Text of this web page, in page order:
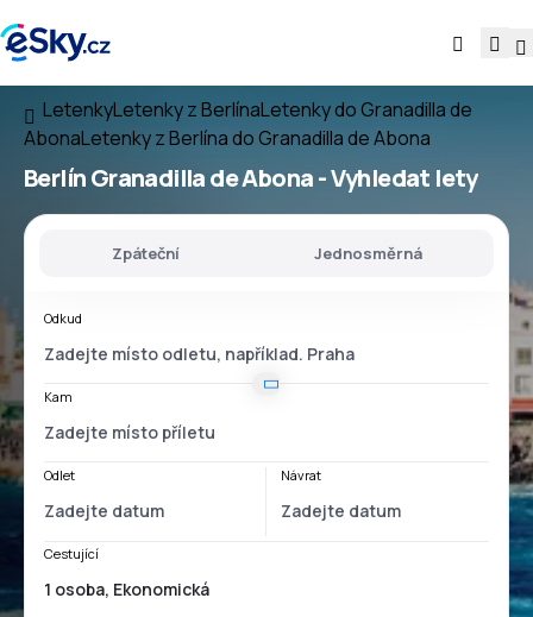
LetenkyLetenky z BerlínaLetenky do Granadilla de
AbonaLetenky z Berlína do Granadilla de Abona
Berlín Granadilla de Abona- Vyhledat lety
Zpáteční Jednosměrná
Odkud
Kam
Odlet Návrat
Cestující